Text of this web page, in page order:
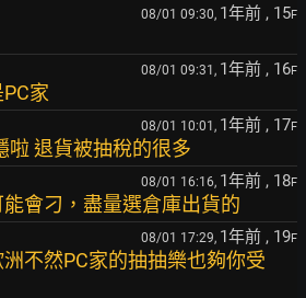
08/01 09:30, 1年前 , 15F
08/01 09:31, 1年前 , 16F
家
08/01 10:01, 1年前 , 17F
啦 退貨被抽稅的很多
08/01 16:16, 1年前 , 18F
會刁，盡量選倉庫出貨的
08/01 17:29, 1年前 , 19F
不然PC家的抽抽樂也夠你受